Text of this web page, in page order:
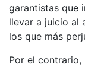
garantistas que
llevar a juicio al
los que más
Por el contrario,